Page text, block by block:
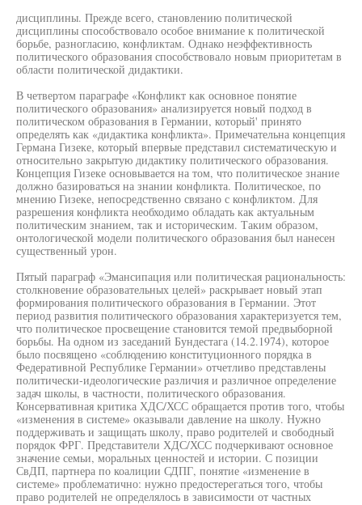
дисциплины. Прежде всего, становлению политической
дисциплины способствовало особое внимание к политической
борьбе, разногласию, конфликтам. Однако неэффективность
политического образования способствовало новым приоритетам в
области политической дидактики.
В четвертом параграфе «Конфликт как основное понятие
политического образования» анализируется новый подход в
политическом образования в Германии, который' принято
определять как «дидактика конфликта». Примечательна концепция
Германа Гизеке, который впервые представил систематическую и
относительно закрытую дидактику политического образования.
Концепция Гизеке основывается на том, что политическое знание
должно базироваться на знании конфликта. Политическое, по
мнению Гизеке, непосредственно связано с конфликтом. Для
разрешения конфликта необходимо обладать как актуальным
политическим знанием, так и историческим. Таким образом,
онтологической модели политического образования был нанесен
существенный урон.
Пятый параграф «Эмансипация или политическая рациональность:
столкновение образовательных целей» раскрывает новый этап
формирования политического образования в Германии. Этот
период развития политического образования характеризуется тем,
что политическое просвещение становится темой предвыборной
борьбы. На одном из заседаний Бундестага (14.2.1974), которое
было посвящено «соблюдению конституционного порядка в
Федеративной Республике Германии» отчетливо представлены
политически-идеологические различия и различное определение
задач школы, в частности, политического образования.
Консервативная критика ХДС/ХСС обращается против того, чтобы
«изменения в системе» оказывали давление на школу. Нужно
поддерживать и защищать школу, право родителей и свободный
порядок ФРГ. Представители ХДС/ХСС подчеркивают основное
значение семьи, моральных ценностей и истории. С позиции
СвДП, партнера по коалиции СДПГ, понятие «изменение в
системе» проблематично: нужно предостерегаться того, чтобы
право родителей не определялось в зависимости от частных